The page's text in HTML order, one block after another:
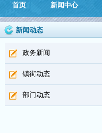
首页 新闻中心
新闻动态
政务新闻
镇街动态
部门动态